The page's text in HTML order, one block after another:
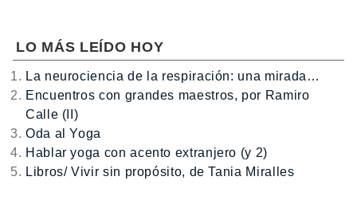
LO MÁS LEÍDO HOY
La neurociencia de la respiración: una mirada…
Encuentros con grandes maestros, por Ramiro
Calle (II)
Oda al Yoga
Hablar yoga con acento extranjero (y 2)
Libros/ Vivir sin propósito, de Tania Miralles